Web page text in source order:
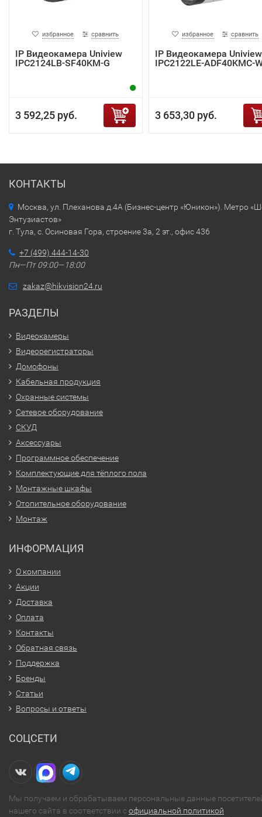
избранное сравнить
IP Видеокамера Uniview
IPC2124LB-SF40KM-G
3 592,25 руб.
избранное сравнить
IP Видеокамера Uniview
IPC2122LE-ADF40KMC-
3 653,30 руб.
КОНТАКТЫ
Москва, ул. Плеханова д.4А (Бизнес-центр «Юникон»). Метро
Энтузиастов»
г. Тула, с. Осиновая Гора, строение 3а, 2 эт., офис 436
+7 (499) 444-14-30
Пн—Пт 09:00—18:00
zakaz@hikvision24.ru
РАЗДЕЛЫ
Видеокамеры
Видеорегистраторы
Домофоны
Кабельная продукция
Охранные системы
Сетевое оборудование
СКУД
Аксессуары
Программное обеспечение
Комплектующие для тёплого пола
Монтажные шкафы
Отопительное оборудование
Монтаж
ИНФОРМАЦИЯ
О компании
Акции
Доставка
Оплата
Контакты
Обратная связь
Поддержка
Бренды
Статьи
Вопросы и ответы
СОЦСЕТИ
Мы получаем и обрабатываем персональные данные
нашего сайта в соответствии софициальной политикой